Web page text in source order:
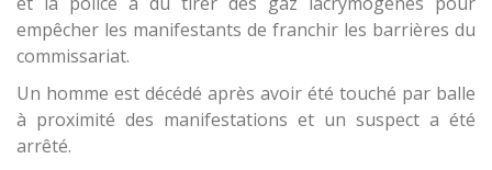
empêcher les manifestants de franchir les barrières du
commissariat.
Un homme est décédé après avoir été touché par balle
à proximité des manifestations et un suspect a été
arrêté.